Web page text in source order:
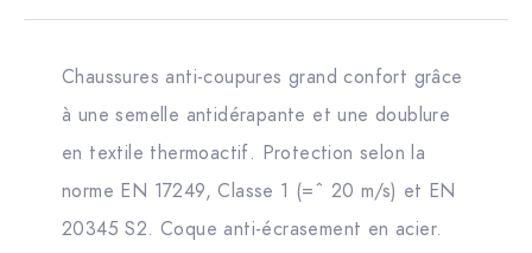
Chaussures anti-coupures grand confort grâce
à une semelle antidérapante et une doublure
en textile thermoactif. Protection selon la
norme EN 17249, Classe 1 (=ˆ 20 m/s) et EN
20345 S2. Coque anti-écrasement en acier.